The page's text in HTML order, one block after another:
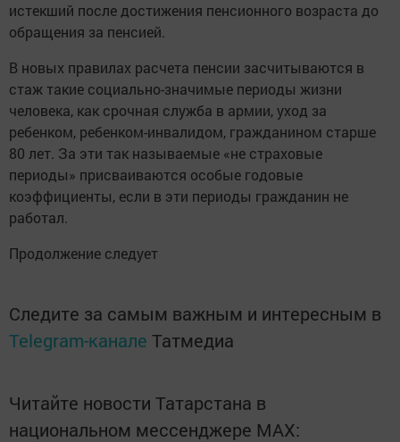
истекший после достижения пенсионного возраста до
обращения за пенсией.
В новых правилах расчета пенсии засчитываются в
стаж такие социально-значимые периоды жизни
человека, как срочная служба в армии, уход за
ребенком, ребенком-инвалидом, гражданином старше
80 лет. За эти так называемые «не страховые
периоды» присваиваются особые годовые
коэффициенты, если в эти периоды гражданин не
работал.
Продолжение следует
Следите за самым важным и интересным в
Telegram-канале Татмедиа
Читайте новости Татарстана в
национальном мессенджере MАХ: